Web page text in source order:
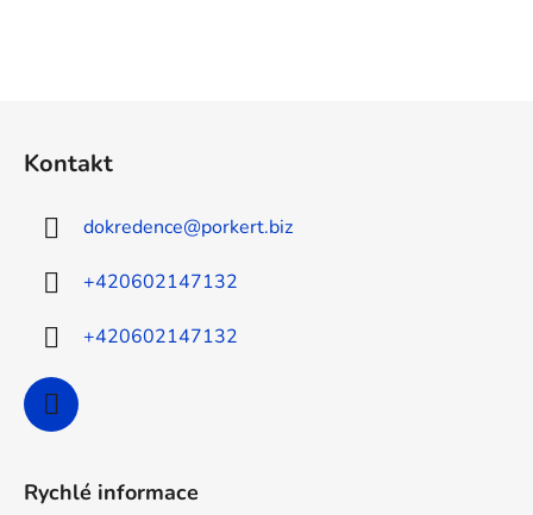
Kontakt
dokredence@porkert.biz
+420602147132
+420602147132
Rychlé informace